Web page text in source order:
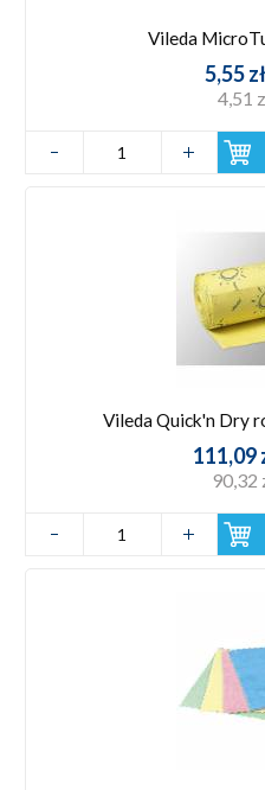
Vileda
5,55 zł
4,51
Vileda Quick'n Dry
111,09
90,32